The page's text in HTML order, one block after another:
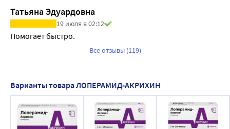
Татьяна Эдуардовна
19 июля в 02:12
Помогает быстро.
Все отзывы (119)
Варианты товара ЛОПЕРАМИД-АКРИХИН